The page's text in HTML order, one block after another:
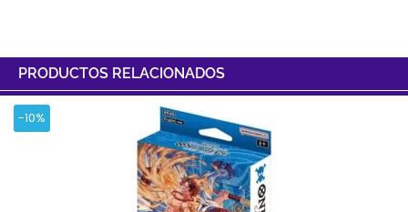
PRODUCTOS RELACIONADOS
-10%